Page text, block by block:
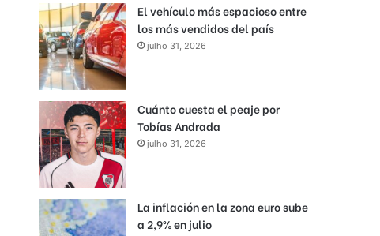
El vehículo más espacioso entre
los más vendidos del país
julho 31, 2026
Cuánto cuesta el peaje por
Tobías Andrada
julho 31, 2026
La inflación en la zona euro sube
a 2,9% en julio